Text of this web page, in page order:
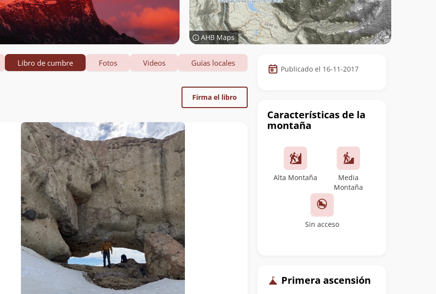
AHB Maps
Datos
de
cumbre
Publicado el 16-11-2017
Características de la
montaña
Alta Montaña
Media
Montaña
Sin acceso
Primera ascensión
Libro de cumbre Fotos Videos Guías locales
Firma el libro